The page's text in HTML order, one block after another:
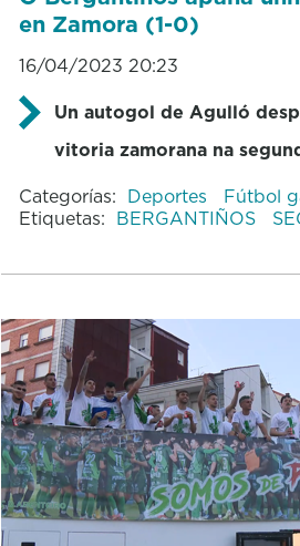
en Zamora (1-0)
16/04/2023 20:23
Un autogol de Agulló
vitoria zamorana na
Categorías: Deportes
Fútbol
Etiquetas: BERGANTIÑOS